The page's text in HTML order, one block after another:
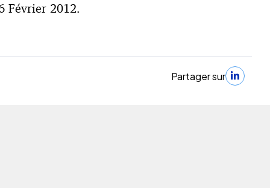
Février 2012.
Partager sur